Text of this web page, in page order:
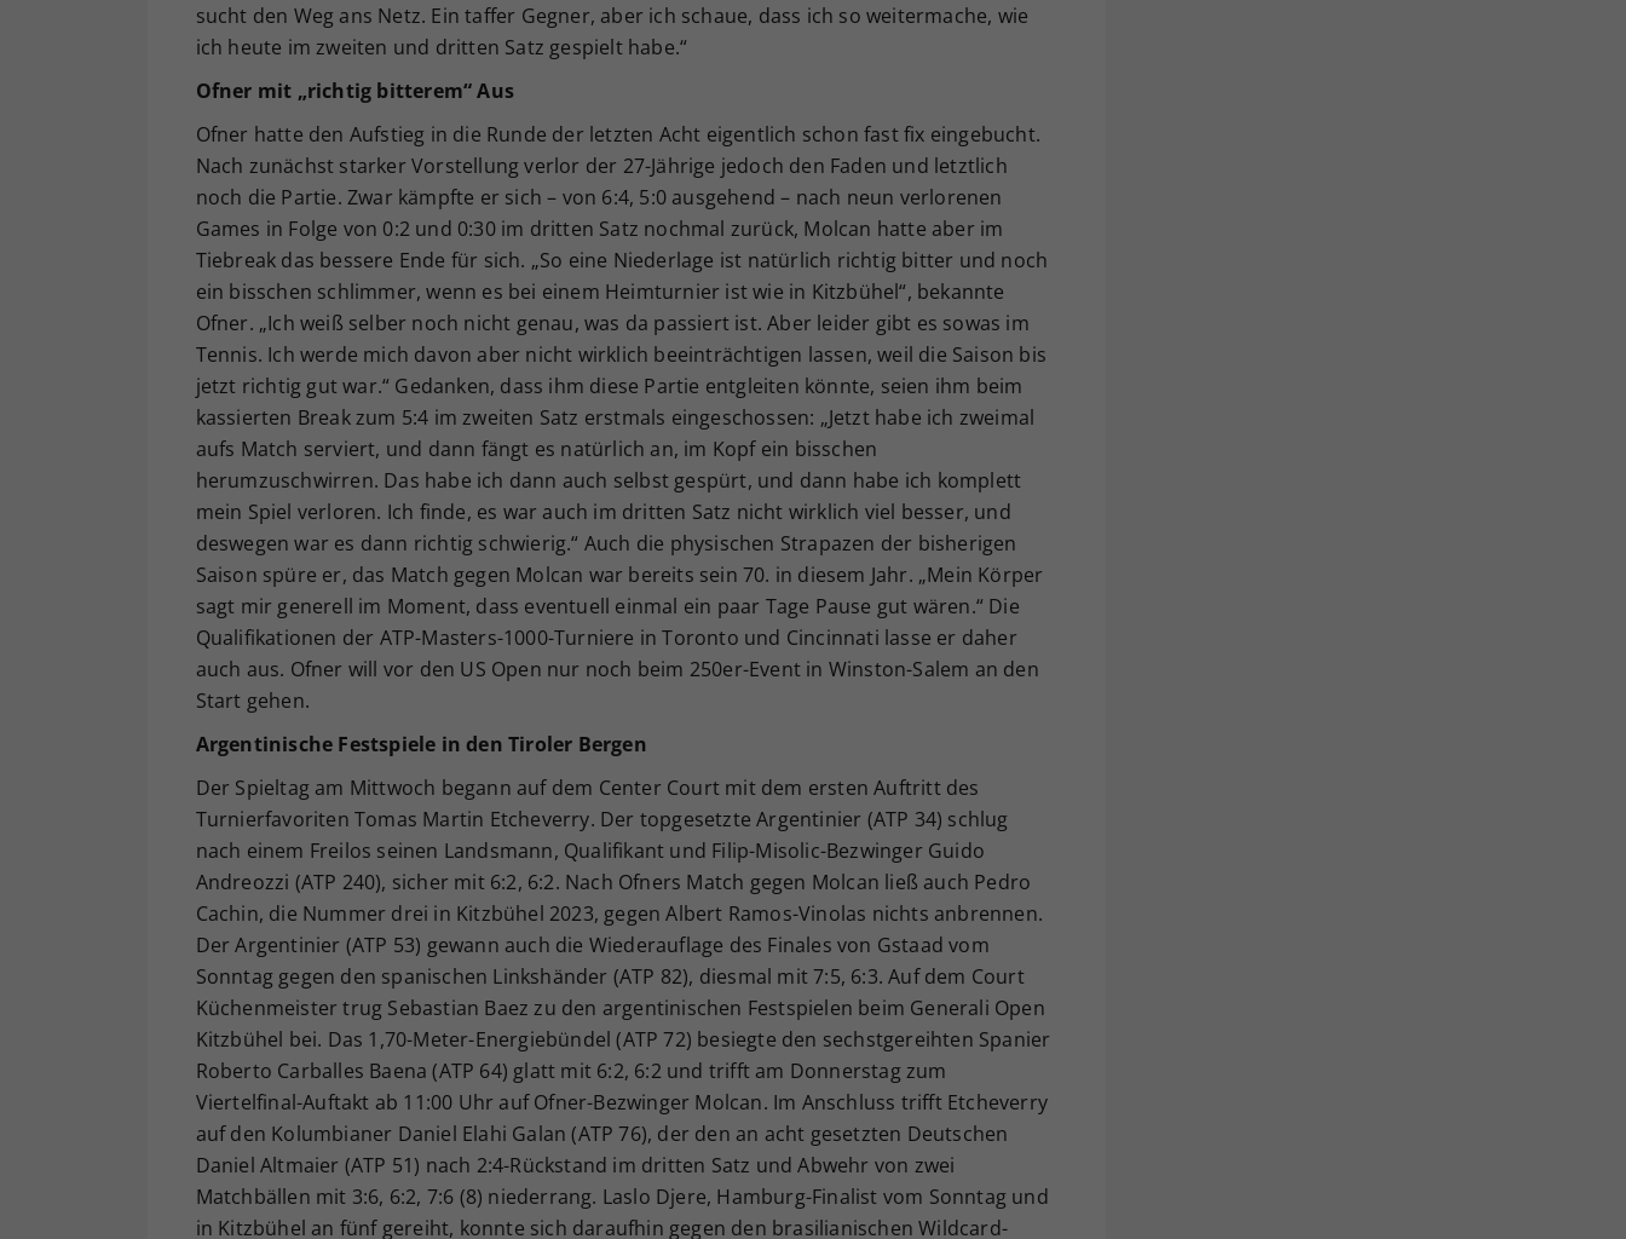
sucht den Weg ans Netz. Ein taffer Gegner, aber ich schaue, dass ich so weitermache, wie
ich heute im zweiten und dritten Satz gespielt habe.“
Ofner mit „richtig bitterem“ Aus
Ofner hatte den Aufstieg in die Runde der letzten Acht eigentlich schon fast fix eingebucht.
Nach zunächst starker Vorstellung verlor der 27-Jährige jedoch den Faden und letztlich
noch die Partie. Zwar kämpfte er sich – von 6:4, 5:0 ausgehend – nach neun verlorenen
Games in Folge von 0:2 und 0:30 im dritten Satz nochmal zurück, Molcan hatte aber im
Tiebreak das bessere Ende für sich. „So eine Niederlage ist natürlich richtig bitter und noch
ein bisschen schlimmer, wenn es bei einem Heimturnier ist wie in Kitzbühel“, bekannte
Ofner. „Ich weiß selber noch nicht genau, was da passiert ist. Aber leider gibt es sowas im
Tennis. Ich werde mich davon aber nicht wirklich beeinträchtigen lassen, weil die Saison bis
jetzt richtig gut war.“ Gedanken, dass ihm diese Partie entgleiten könnte, seien ihm beim
kassierten Break zum 5:4 im zweiten Satz erstmals eingeschossen: „Jetzt habe ich zweimal
aufs Match serviert, und dann fängt es natürlich an, im Kopf ein bisschen
herumzuschwirren. Das habe ich dann auch selbst gespürt, und dann habe ich komplett
mein Spiel verloren. Ich finde, es war auch im dritten Satz nicht wirklich viel besser, und
deswegen war es dann richtig schwierig.“ Auch die physischen Strapazen der bisherigen
Saison spüre er, das Match gegen Molcan war bereits sein 70. in diesem Jahr. „Mein Körper
sagt mir generell im Moment, dass eventuell einmal ein paar Tage Pause gut wären.“ Die
Qualifikationen der ATP-Masters-1000-Turniere in Toronto und Cincinnati lasse er daher
auch aus. Ofner will vor den US Open nur noch beim 250er-Event in Winston-Salem an den
Start gehen.
Argentinische Festspiele in den Tiroler Bergen
Der Spieltag am Mittwoch begann auf dem Center Court mit dem ersten Auftritt des
Turnierfavoriten Tomas Martin Etcheverry. Der topgesetzte Argentinier (ATP 34) schlug
nach einem Freilos seinen Landsmann, Qualifikant und Filip-Misolic-Bezwinger Guido
Andreozzi (ATP 240), sicher mit 6:2, 6:2. Nach Ofners Match gegen Molcan ließ auch Pedro
Cachin, die Nummer drei in Kitzbühel 2023, gegen Albert Ramos-Vinolas nichts anbrennen.
Der Argentinier (ATP 53) gewann auch die Wiederauflage des Finales von Gstaad vom
Sonntag gegen den spanischen Linkshänder (ATP 82), diesmal mit 7:5, 6:3. Auf dem Court
Küchenmeister trug Sebastian Baez zu den argentinischen Festspielen beim Generali Open
Kitzbühel bei. Das 1,70-Meter-Energiebündel (ATP 72) besiegte den sechstgereihten Spanier
Roberto Carballes Baena (ATP 64) glatt mit 6:2, 6:2 und trifft am Donnerstag zum
Viertelfinal-Auftakt ab 11:00 Uhr auf Ofner-Bezwinger Molcan. Im Anschluss trifft Etcheverry
auf den Kolumbianer Daniel Elahi Galan (ATP 76), der den an acht gesetzten Deutschen
Daniel Altmaier (ATP 51) nach 2:4-Rückstand im dritten Satz und Abwehr von zwei
Matchbällen mit 3:6, 6:2, 7:6 (8) niederrang. Laslo Djere, Hamburg-Finalist vom Sonntag und
in Kitzbühel an fünf gereiht, konnte sich daraufhin gegen den brasilianischen Wildcard-